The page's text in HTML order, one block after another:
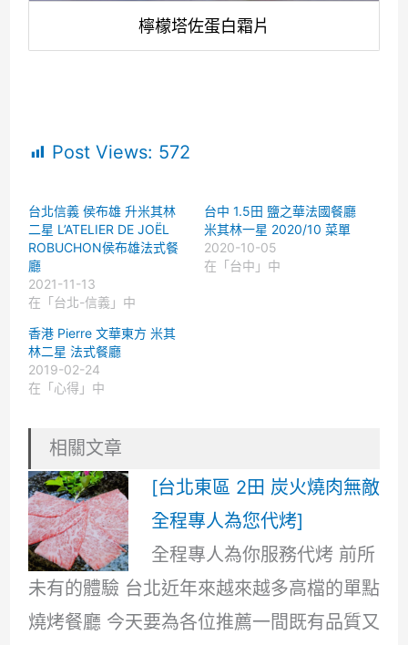
檸檬塔佐蛋白霜片
Post Views: 572
台北信義 侯布雄 升米其林
二星 L’ATELIER DE JOËL
ROBUCHON侯布雄法式餐
廳
2021-11-13
在「台北-信義」中
台中 1.5田 鹽之華法國餐廳
米其林一星 2020/10 菜單
2020-10-05
在「台中」中
香港 Pierre 文華東方 米其
林二星 法式餐廳
2019-02-24
在「心得」中
相關文章
[台北東區 2田 炭火燒肉無敵
全程專人為您代烤]
全程專人為你服務代烤 前所
未有的體驗 台北近年來越來越多高檔的單點
燒烤餐廳 今天要為各位推薦一間既有品質又